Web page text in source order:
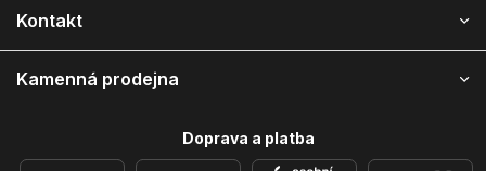
Kontakt
Kamenná prodejna
Doprava a platba